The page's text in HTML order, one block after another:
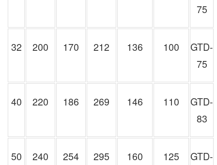
75
32 200 170 212 136 100
GTD-
75
40 220 186 269 146 110
GTD-
83
50 240 254 295 160 125
GTD-